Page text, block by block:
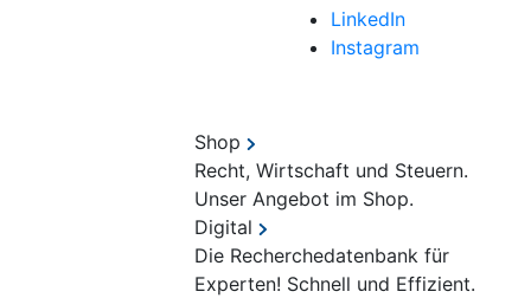
LinkedIn
Instagram
Shop
Recht, Wirtschaft und Steuern.
Unser Angebot im Shop.
Digital
Die Recherchedatenbank für
Experten! Schnell und Effizient.